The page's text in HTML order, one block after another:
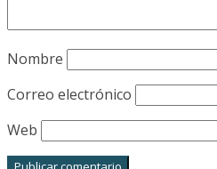
Nombre
Correo electrónico
Web